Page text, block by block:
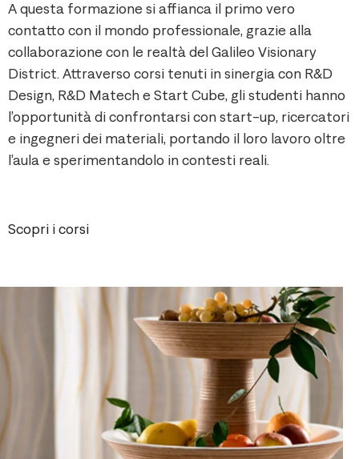
A questa formazione si affianca il primo vero
contatto con il mondo professionale, grazie alla
collaborazione con le realtà del Galileo Visionary
District. Attraverso corsi tenuti in sinergia con R&D
Design, R&D Matech e Start Cube, gli studenti hanno
l’opportunità di confrontarsi con start-up, ricercatori
e ingegneri dei materiali, portando il loro lavoro oltre
l’aula e sperimentandolo in contesti reali.
Scopri i corsi